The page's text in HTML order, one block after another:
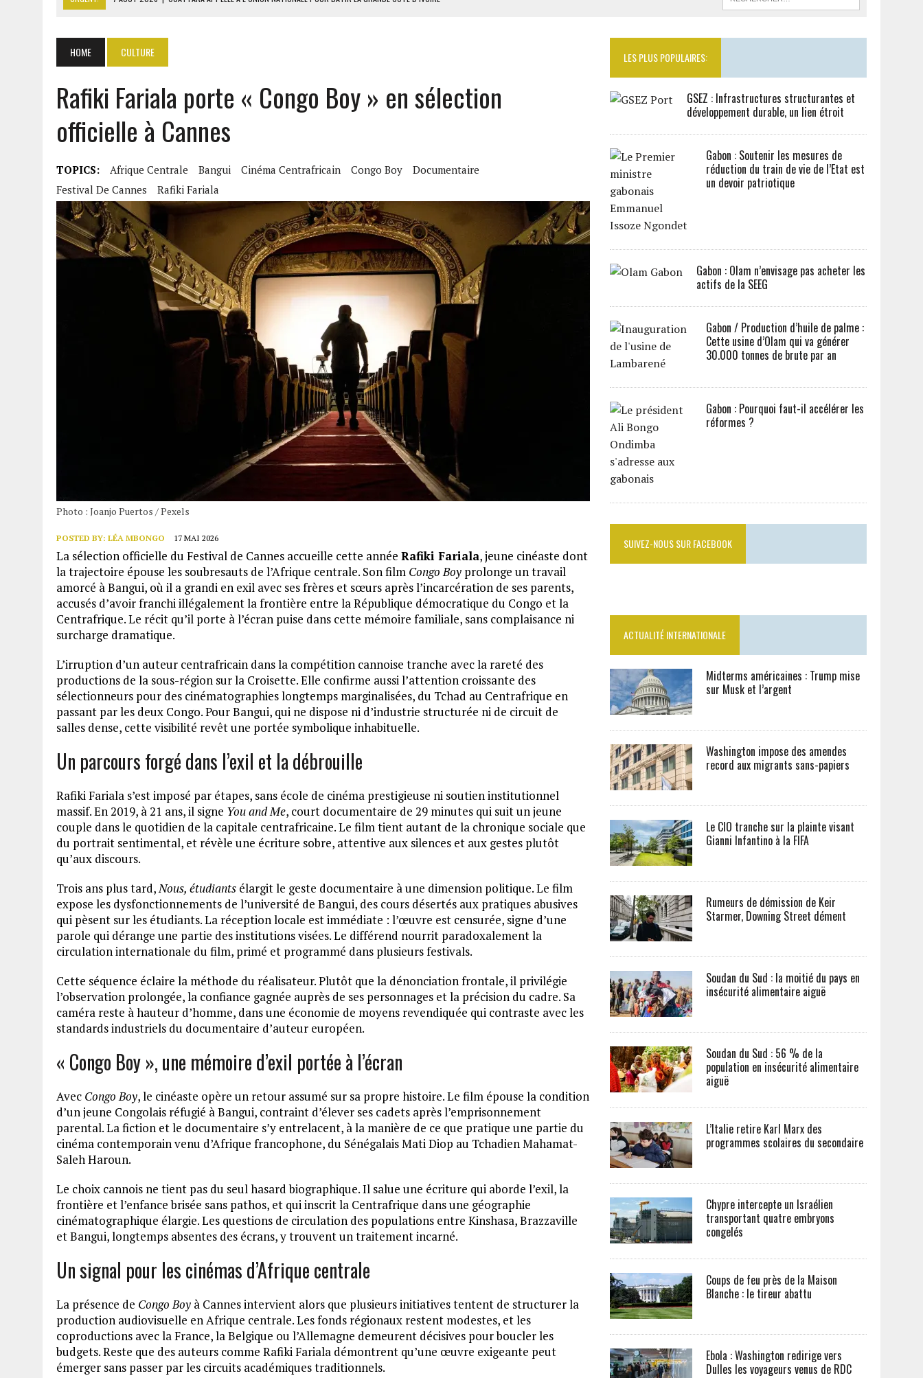
7 AOÛT 2026
LE PREMIER MINISTRE GUINÉEN SALUE LE MODÈLE IVOIRIEN DE DÉVELOPPEMENT
HOME CULTURE
Rafiki Fariala porte « Congo Boy » en sélection
officielle à Cannes
TOPICS: Afrique Centrale Bangui Cinéma Centrafricain Congo Boy
Documentaire
Festival De Cannes
Rafiki Fariala
Photo : Joanjo Puertos / Pexels
POSTED BY: LÉA MBONGO 17 MAI 2026
La sélection officielle du Festival de Cannes accueille cette année Rafiki Fariala, jeune cinéaste dont
la trajectoire épouse les soubresauts de l’Afrique centrale. Son film Congo Boy prolonge un travail
amorcé à Bangui, où il a grandi en exil avec ses frères et sœurs après l’incarcération de ses parents,
accusés d’avoir franchi illégalement la frontière entre la République démocratique du Congo et la
Centrafrique. Le récit qu’il porte à l’écran puise dans cette mémoire familiale, sans complaisance ni
surcharge dramatique.
L’irruption d’un auteur centrafricain dans la compétition cannoise tranche avec la rareté des
productions de la sous-région sur la Croisette. Elle confirme aussi l’attention croissante des
sélectionneurs pour des cinématographies longtemps marginalisées, du Tchad au Centrafrique en
passant par les deux Congo. Pour Bangui, qui ne dispose ni d’industrie structurée ni de circuit de
salles dense, cette visibilité revêt une portée symbolique inhabituelle.
Un parcours forgé dans l’exil et la débrouille
Rafiki Fariala s’est imposé par étapes, sans école de cinéma prestigieuse ni soutien institutionnel
massif. En 2019, à 21 ans, il signe You and Me, court documentaire de 29 minutes qui suit un jeune
couple dans le quotidien de la capitale centrafricaine. Le film tient autant de la chronique sociale que
du portrait sentimental, et révèle une écriture sobre, attentive aux silences et aux gestes plutôt
qu’aux discours.
Trois ans plus tard,Nous, étudiants élargit le geste documentaire à une dimension politique. Le film
expose les dysfonctionnements de l’université de Bangui, des cours désertés aux pratiques abusives
qui pèsent sur les étudiants. La réception locale est immédiate : l’œuvre est censurée, signe d’une
parole qui dérange une partie des institutions visées. Le différend nourrit paradoxalement la
circulation internationale du film, primé et programmé dans plusieurs festivals.
Cette séquence éclaire la méthode du réalisateur. Plutôt que la dénonciation frontale, il privilégie
l’observation prolongée, la confiance gagnée auprès de ses personnages et la précision du cadre. Sa
caméra reste à hauteur d’homme, dans une économie de moyens revendiquée qui contraste avec les
standards industriels du documentaire d’auteur européen.
« Congo Boy », une mémoire d’exil portée à l’écran
Avec Congo Boy, le cinéaste opère un retour assumé sur sa propre histoire. Le film épouse la condition
d’un jeune Congolais réfugié à Bangui, contraint d’élever ses cadets après l’emprisonnement
parental. La fiction et le documentaire s’y entrelacent, à la manière de ce que pratique une partie du
cinéma contemporain venu d’Afrique francophone, du Sénégalais Mati Diop au Tchadien Mahamat-
Saleh Haroun.
Le choix cannois ne tient pas du seul hasard biographique. Il salue une écriture qui aborde l’exil, la
frontière et l’enfance brisée sans pathos, et qui inscrit la Centrafrique dans une géographie
cinématographique élargie. Les questions de circulation des populations entre Kinshasa, Brazzaville
et Bangui, longtemps absentes des écrans, y trouvent un traitement incarné.
Un signal pour les cinémas d’Afrique centrale
La présence de Congo Boy à Cannes intervient alors que plusieurs initiatives tentent de structurer la
production audiovisuelle en Afrique centrale. Les fonds régionaux restent modestes, et les
coproductions avec la France, la Belgique ou l’Allemagne demeurent décisives pour boucler les
budgets. Reste que des auteurs comme Rafiki Fariala démontrent qu’une œuvre exigeante peut
émerger sans passer par les circuits académiques traditionnels.
LES PLUS POPULAIRES:
GSEZ : Infrastructures structurantes et
développement durable, un lien étroit
Gabon : Soutenir les mesures de
réduction du train de vie de l’Etat est
un devoir patriotique
Gabon : Olam n’envisage pas acheter les
actifs de la SEEG
Gabon / Production d’huile de palme :
Cette usine d’Olam qui va générer
30.000 tonnes de brute par an
Gabon : Pourquoi faut-il accélérer les
réformes ?
SUIVEZ-NOUS SUR FACEBOOK
ACTUALITÉ INTERNATIONALE
Midterms américaines : Trump mise
sur Musk et l’argent
Washington impose des amendes
record aux migrants sans-papiers
Le CIO tranche sur la plainte visant
Gianni Infantino à la FIFA
Rumeurs de démission de Keir
Starmer, Downing Street dément
Soudan du Sud : la moitié du pays en
insécurité alimentaire aiguë
Soudan du Sud : 56 % de la
population en insécurité alimentaire
aiguë
L’Italie retire Karl Marx des
programmes scolaires du secondaire
Chypre intercepte un Israélien
transportant quatre embryons
congelés
Coups de feu près de la Maison
Blanche : le tireur abattu
Ebola : Washington redirige vers
Dulles les voyageurs venus de RDC